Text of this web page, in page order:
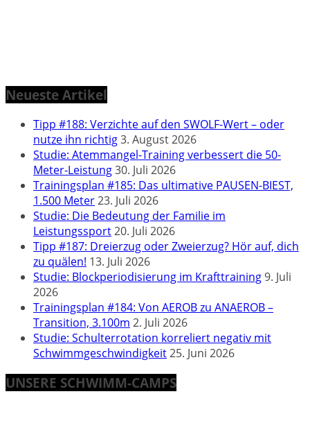
Neueste Artikel
Tipp #188: Verzichte auf den SWOLF-Wert – oder
nutze ihn richtig3. August 2026
Studie: Atemmangel-Training verbessert die 50-
Meter-Leistung30. Juli 2026
Trainingsplan #185: Das ultimative PAUSEN-BIEST,
1.500 Meter23. Juli 2026
Studie: Die Bedeutung der Familie im
Leistungssport20. Juli 2026
Tipp #187: Dreierzug oder Zweierzug? Hör auf, dich
zu quälen! 13. Juli 2026
Studie: Blockperiodisierung im Krafttraining9. Juli
2026
Trainingsplan #184: Von AEROB zu ANAEROB –
Transition, 3.100m 2. Juli 2026
Studie: Schulterrotation korreliert negativ mit
Schwimmgeschwindigkeit25. Juni 2026
UNSERE SCHWIMM-CAMPS